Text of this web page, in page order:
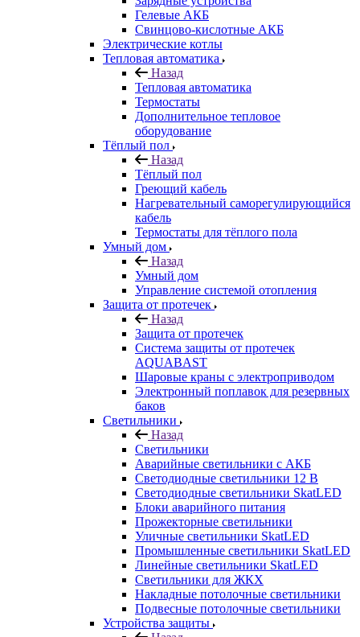
Гелевые АКБ
Свинцово-кислотные АКБ
Электрические котлы
Тепловая автоматика
Назад
Тепловая автоматика
Термостаты
Дополнительное тепловое
оборудование
Тёплый пол
Назад
Тёплый пол
Греющий кабель
Нагревательный саморегулирующийся
кабель
Термостаты для тёплого пола
Умный дом
Назад
Умный дом
Управление системой отопления
Защита от протечек
Назад
Защита от протечек
Система защиты от протечек
AQUABAST
Шаровые краны с электроприводом
Электронный поплавок для резервных
баков
Светильники
Назад
Светильники
Аварийные светильники с АКБ
Светодиодные светильники 12 В
Светодиодные светильники SkatLED
Блоки аварийного питания
Прожекторные светильники
Уличные светильники SkatLED
Промышленные светильники SkatLED
Линейные светильники SkatLED
Светильники для ЖКХ
Накладные потолочные светильники
Подвесные потолочные светильники
Устройства защиты